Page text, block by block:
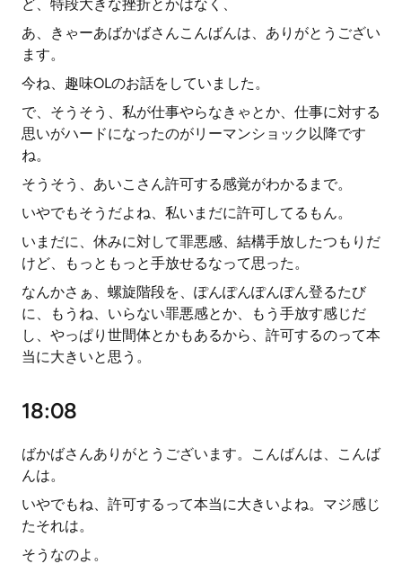
ど、特段大きな挫折とかはなく、
あ、きゃーあばかばさんこんばんは、ありがとうござい
ます。
今ね、趣味OLのお話をしていました。
で、そうそう、私が仕事やらなきゃとか、仕事に対する
思いがハードになったのがリーマンショック以降です
ね。
そうそう、あいこさん許可する感覚がわかるまで。
いやでもそうだよね、私いまだに許可してるもん。
いまだに、休みに対して罪悪感、結構手放したつもりだ
けど、もっともっと手放せるなって思った。
なんかさぁ、螺旋階段を、ぽんぽんぽんぽん登るたび
に、もうね、いらない罪悪感とか、もう手放す感じだ
し、やっぱり世間体とかもあるから、許可するのって本
当に大きいと思う。
18:08
ばかばさんありがとうございます。こんばんは、こんば
んは。
いやでもね、許可するって本当に大きいよね。マジ感じ
たそれは。
そうなのよ。